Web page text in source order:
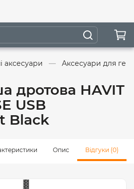
аксесуари Аксесуари для
дротова HAVIT
USB
Black
Опис Відгуки (0)